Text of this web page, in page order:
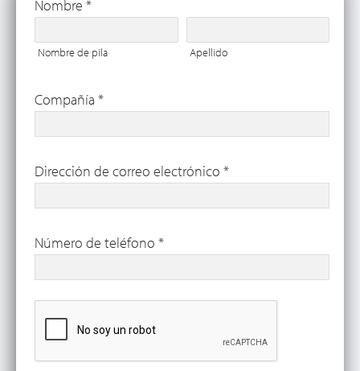
Nombre *
Nombre de pila Apellido
Compañía *
Dirección de correo electrónico *
Número de teléfono *